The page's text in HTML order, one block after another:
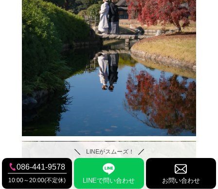
LINEがスムーズ！
086-441-9578
10:00～20:00(不定休) LINEで問い合わせ お問い合わせ